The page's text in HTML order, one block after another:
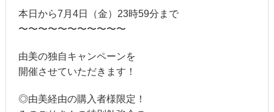
本日から7月4日（金）23時59分まで
〜〜〜〜〜〜〜〜〜〜〜
由美の独自キャンペーンを
開催させていただきます！
◎由美経由の購入者様限定！